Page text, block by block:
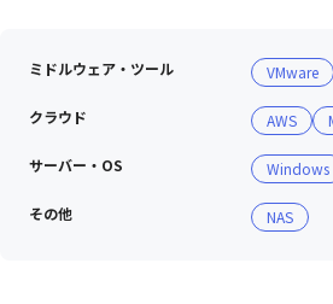
ミドルウェア・ツール VMware
クラウド AWS
サーバー・OS Windows
その他 NAS